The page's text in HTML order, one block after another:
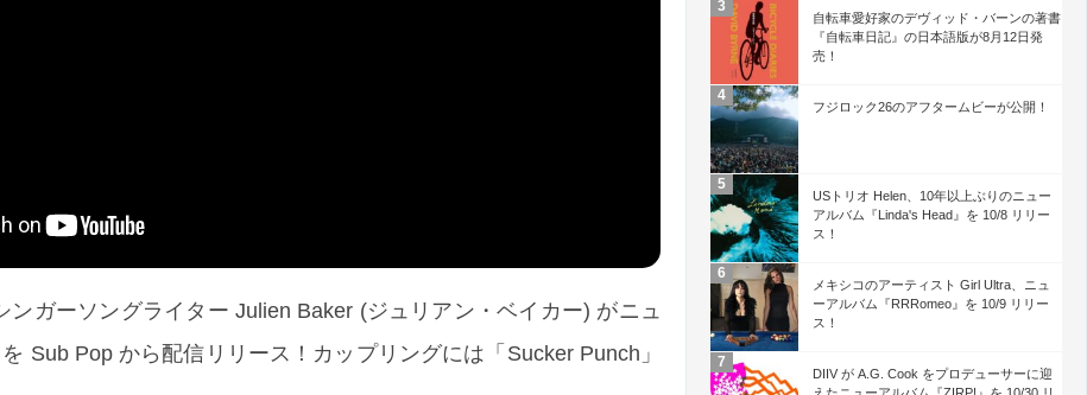
ンガーソングライター Julien Baker (ジュリアン・ベイカー) がニュ
Sub Pop から配信リリース！カップリングには「Sucker Punch」
自転車愛好家のデヴィッド・バーンの著書
『自転車日記』の日本語版が8月12日発
売！
フジロック26のアフタームビーが公開！
USトリオ Helen、10年以上ぶりのニュー
アルバム『Linda's Head』を 10/8 リリー
ス！
メキシコのアーティスト Girl Ultra、ニュ
ーアルバム『RRRomeo』を 10/9 リリー
ス！
DIIV が A.G. Cook をプロデューサーに迎